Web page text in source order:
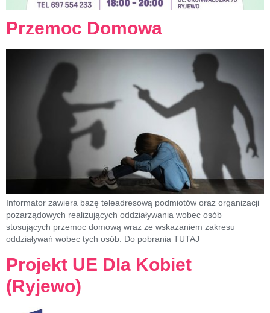
Przemoc Domowa
Informator zawiera bazę teleadresową podmiotów oraz organizacji
pozarządowych realizujących oddziaływania wobec osób
stosujących przemoc domową wraz ze wskazaniem zakresu
oddziaływań wobec tych osób. Do pobrania TUTAJ
Projekt UE Dla Kobiet
(Ryjewo)